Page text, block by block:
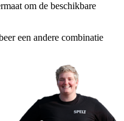
om de beschikbare
een andere combinatie